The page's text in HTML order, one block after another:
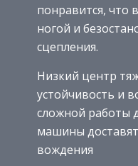
понравится, что
ногой и
сцепления.
Низкий центр
устойчивость и
сложной работы
машины
вождения